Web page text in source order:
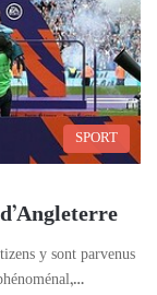
SPORT
y sont parvenus